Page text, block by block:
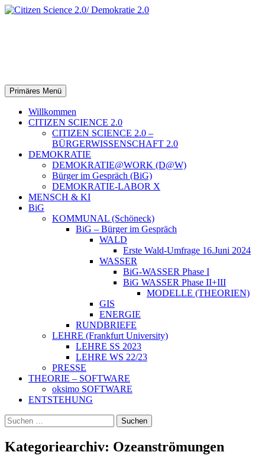
Zum
Suchen
Primäres Menü
Willkommen
CITIZEN SCIENCE 2.0
CITIZEN SCIENCE 2.0 –
BÜRGERWISSENSCHAFT 2.0
DEMOKRATIE
DEMOKRATIE@WORK (D@W)
Bürger im Gespräch (BiG)
DEMOKRATIE-LABOR X
MENSCH & KI
BiG
KOMMUNAL (Schöneck)
BiG – Bürger im Gespräch
WALD
Erste Wald-Umfrage 16.Juni 2024
WASSER
BiG-WASSER Phase I
BiG WASSER Phase II+III
MODELLE (THEORIEN)
GIS
ENERGIE
RUNDBRIEFE
LEHRE (Frankfurt University)
LEHRE SS 2023
LEHRE WS 22/23
PRESSE
THEORIE – SOFTWARE
oksimo SOFTWARE
ENTSTEHUNG
Suchen
nach:
Kategoriearchiv: Ozeanströmungen